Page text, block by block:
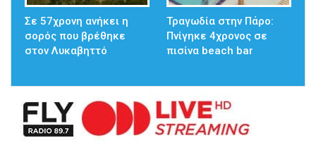
Σε 57χρονη ανήκει η
σορός που βρέθηκε
στον Λυκαβηττό
Τραγωδία στην Πάρο:
Πνίγηκε 4χρονος σε
πισίνα beach bar